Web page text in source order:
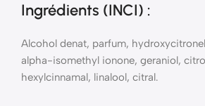
Ingrédients (INCI) :
Alcohol denat, parfum,
alpha-isomethyl ionone, geraniol,
hexylcinnamal, linalool, citral.